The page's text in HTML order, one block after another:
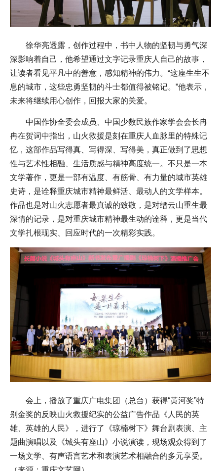
徐华亮透露，创作过程中，书中人物的坚韧与勇气深
深影响着自己，他希望通过文字记录重庆人自己的故事，
让读者看见平凡中的善意，感知精神的伟力。“这座生生不
息的城市，这些忠勇坚韧的斗士都值得被铭记。”他表示，
未来将继续用心创作，回报大家的关爱。
中国作协全委会成员、中国少数民族作家学会会长冉
冉在贺词中指出，山火救援是刻在重庆人血脉里的特殊记
忆，这部作品写得真、写得深、写得美，真正做到了思想
性与艺术性相融、生活质感与精神高度统一。不只是一本
文学著作，更是一部有温度、有筋骨、有力量的城市英雄
史诗，是诠释重庆城市精神最鲜活、最动人的文学样本。
作品也是对山火志愿者最真诚的致敬，是对缙云山重生最
深情的记录，是对重庆城市精神最生动的诠释，更是当代
文学扎根现实、回应时代的一次精彩实践。
会上，播放了重庆广电集团（总台）获得“黄河奖”特
别金奖的反映山火救援纪实的公益广告作品《人民的英
雄、英雄的人民》，进行了《琼楠树下》舞台剧表演、主
题曲演唱以及《城头有座山》小说演读，现场观众得到了
一场文学、有声语言艺术和表演艺术相融合的多元享受。